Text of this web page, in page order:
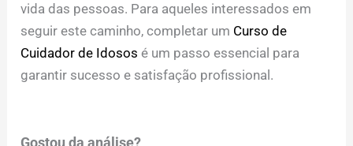
vida das pessoas. Para aqueles interessados em
seguir este caminho, completar um Curso de
Cuidador de Idosos é um passo essencial para
garantir sucesso e satisfação profissional.
Gostou da análise?